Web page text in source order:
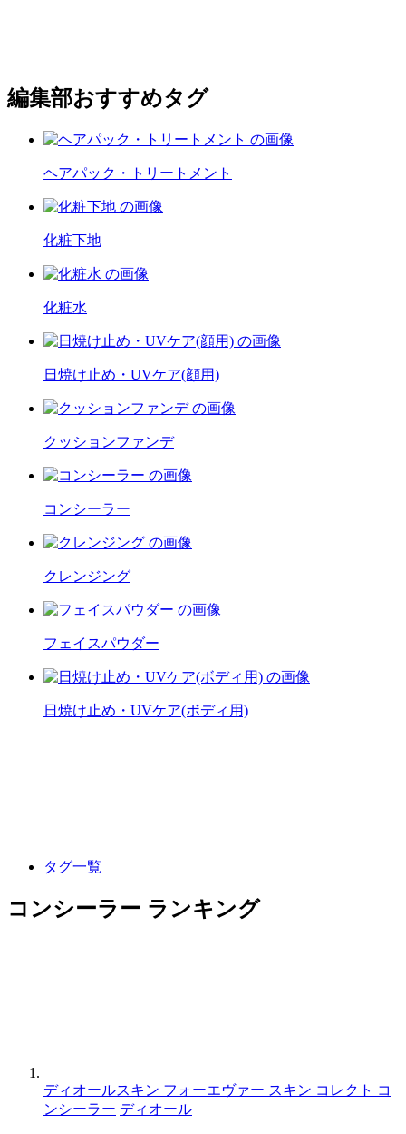
編集部おすすめタグ
ヘアパック・トリートメント
化粧下地
化粧水
日焼け止め・UVケア(顔用)
クッションファンデ
コンシーラー
クレンジング
フェイスパウダー
日焼け止め・UVケア(ボディ用)
タグ一覧
コンシーラー ランキング
ディオールスキン フォーエヴァー スキン コレクト コ
ンシーラー ディオール